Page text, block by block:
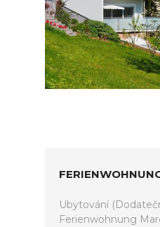
Ubytování
Ferienwohnung